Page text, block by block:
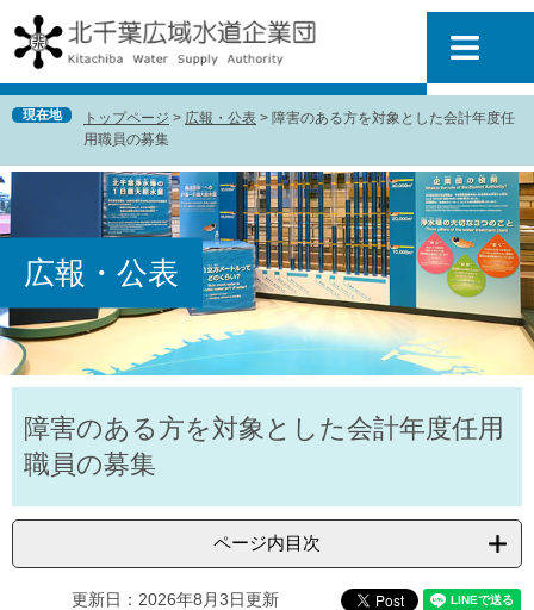
ー
ジ
の
先
で
す
。
ニ
ュ
ー
を
ば
し
て
本
現在地 トップページ > 広報・公表 > 障害のある方を対象とした会計年度任
用職員の募集
広報・公表
文障害のある方を対象とした会計年度任用
職員の募集
ページ内目次
更新日：2026年8月3日更新